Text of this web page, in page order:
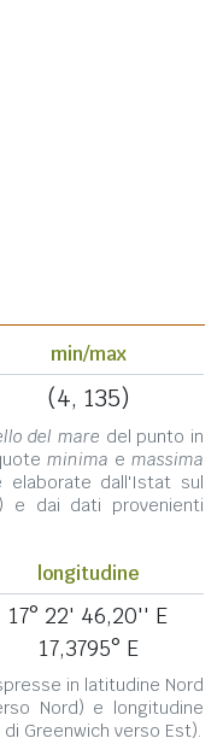
min/max
(4, 135)
del mare del punto in
minima e massima
dall'Istat sul
e dai dati provenienti
longitudine
17° 22' 46,20'' E
17,3795° E
in latitudine Nord
Nord) e longitudine
Greenwich verso Est).